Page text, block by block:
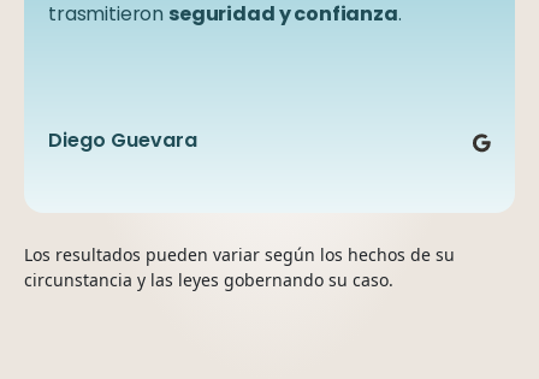
paraguiarmeen el proceso y también por
Sebastian Vizquerra
por su excelente labor.
Anniel Hidalgo
trasmitieron seguridad y confianza.
Diego Guevara
persona la cual siempre mostró uninterés
Keven Enuf
momento y siempre buscando elmejor trato
Jorge Alberto Pernia Hernandez
Los resultados pueden variar según los hechos de su
circunstancia y las leyes gobernando su caso.